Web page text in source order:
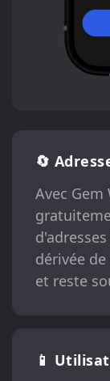
🔄
Avec
dérivée
et reste
📱